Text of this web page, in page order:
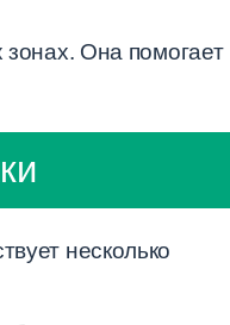
зонах. Она помогает
несколько